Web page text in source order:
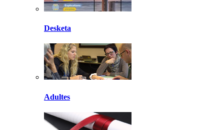
Desketa
Adultes